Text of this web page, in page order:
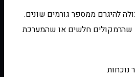
להיגרם ממספר גורמים שונים.
שהרמקולים חלשים או שהמערכת
נוכחות